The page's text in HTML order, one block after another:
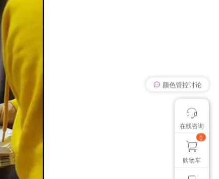
我有个想法
想找个色卡
颜色管控讨论
在线咨询
0
购物车